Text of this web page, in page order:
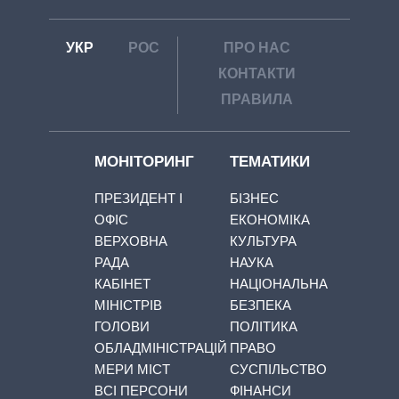
УКР РОС
ПРО НАС
КОНТАКТИ
ПРАВИЛА
МОНІТОРИНГ
ПРЕЗИДЕНТ І
ОФІС
ВЕРХОВНА
РАДА
КАБІНЕТ
МІНІСТРІВ
ГОЛОВИ
ОБЛАДМІНІСТРАЦІЙ
МЕРИ МІСТ
ВСІ ПЕРСОНИ
ТЕМАТИКИ
БІЗНЕС
ЕКОНОМІКА
КУЛЬТУРА
НАУКА
НАЦІОНАЛЬНА
БЕЗПЕКА
ПОЛІТИКА
ПРАВО
СУСПІЛЬСТВО
ФІНАНСИ